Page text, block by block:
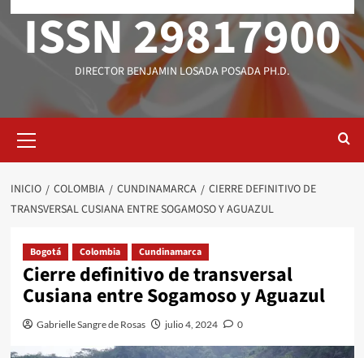
ISSN 29817900
DIRECTOR BENJAMIN LOSADA POSADA PH.D.
primario
INICIO COLOMBIA CUNDINAMARCA
CIERRE DEFINITIVO DE
TRANSVERSAL CUSIANA ENTRE SOGAMOSO Y AGUAZUL
Bogotá Colombia Cundinamarca
Cierre definitivo de transversal
Cusiana entre Sogamoso y Aguazul
Gabrielle Sangre de Rosas julio 4, 2024 0